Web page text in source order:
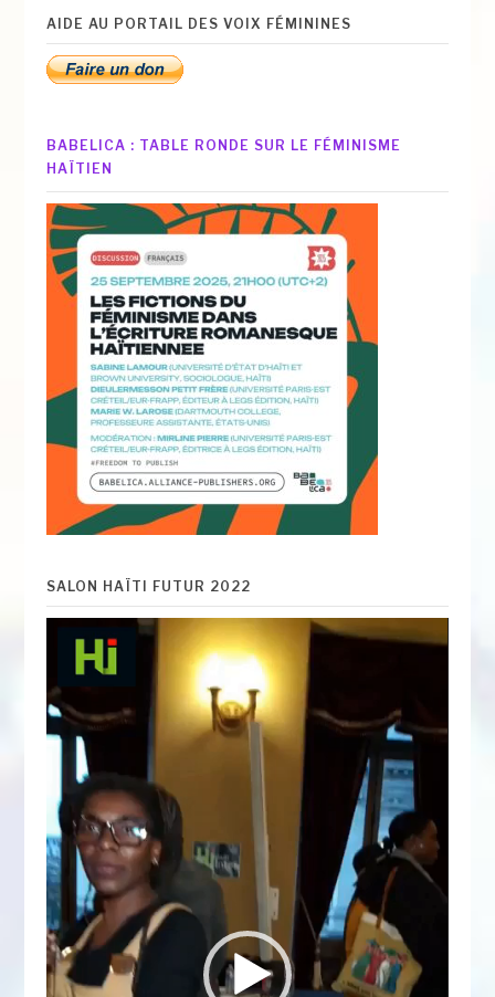
AIDE AU PORTAIL DES VOIX FÉMININES
BABELICA : TABLE RONDE SUR LE FÉMINISME
HAÏTIEN
SALON HAÏTI FUTUR 2022